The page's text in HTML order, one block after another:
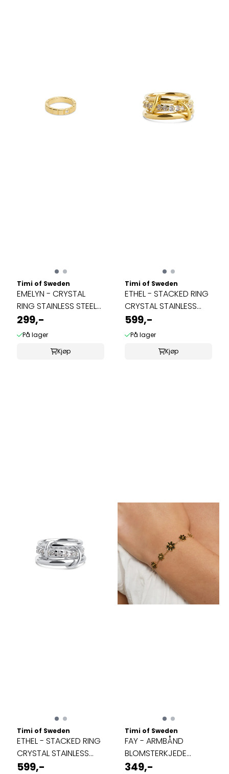
Timi of Sweden
EMELYN - CRYSTAL
RING STAINLESS STEEL
GOLD
299,-
På lager
Kjøp
Timi of Sweden
ETHEL - STACKED RING
CRYSTAL STAINLESS
STEEL GOLD
599,-
På lager
Kjøp
Timi of Sweden
ETHEL - STACKED RING
CRYSTAL STAINLESS
STEEL ...
599,-
Timi of Sweden
FAY - ARMBÅND
BLOMSTERKJEDE
RUSTFRITT STÅL GULL
349,-